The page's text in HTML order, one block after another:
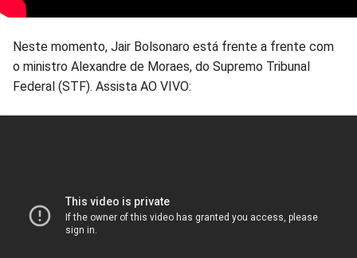
Neste momento, Jair Bolsonaro está frente a frente com
o ministro Alexandre de Moraes, do Supremo Tribunal
Federal (STF). Assista AO VIVO: